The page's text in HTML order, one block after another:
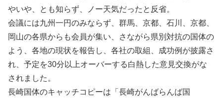
やいや、とも知らず、ノー天気だったと反省。
会議には九州一円のみならず、群馬、京都、石川、京都、
岡山の各県からも会員が集い、さながら県別対抗の国体の
よう、各地の現状を報告し、各社の取組、成功例が披露さ
れ、予定を30分以上オーバーする白熱した意見交換がな
されました。
長崎国体のキャッチコピーは「長崎がんばらんば国